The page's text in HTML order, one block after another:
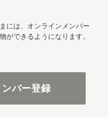
には、オンラインメンバー
ができるようになります。
バー登録